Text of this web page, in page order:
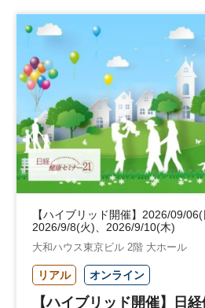
【ハイブリッド開催】2026/09/06(
2026/9/8(火)、2026/9/10(木)
大和ハウス東京ビル 2階 大ホール
リアル オンライン
【ハイブリッド開催】日